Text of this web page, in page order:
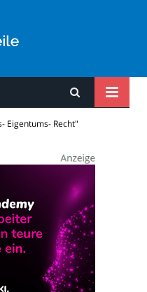
Urteile
Eigentums- Recht"